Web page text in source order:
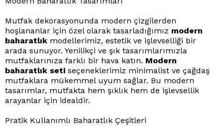
Mutfak dekorasyonunda modern çizgilerden
hoşlananlar için özel olarak tasarladığımız modern
baharatlık modellerimiz, estetik ve işlevselliği bir
arada sunuyor. Yenilikçi ve şık tasarımlarımızla
mutfaklarınıza farklı bir hava katın. Modern
baharatlık seti seçeneklerimiz minimalist ve çağdaş
mutfaklara mükemmel uyum sağlar. Bu modern
tasarımlar, mutfakta hem şıklık hem de işlevsellik
arayanlar için idealdir.
Pratik Kullanımlı Baharatlık Çeşitleri